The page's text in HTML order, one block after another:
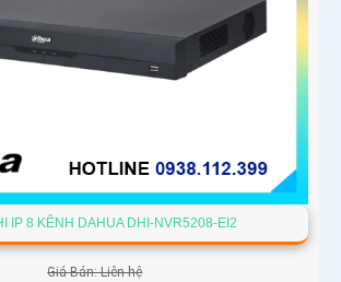
IP 8 KÊNH DAHUA DHI-NVR5208-EI2
Giá Bán: Liên hệ